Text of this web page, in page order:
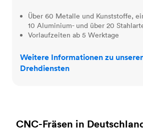
Über 60 Metalle und Kunststoffe,
10 Aluminium- und über 20
Vorlaufzeiten ab 5 Werktage
Weitere Informationen zu
Drehdiensten
CNC-Fräsen in